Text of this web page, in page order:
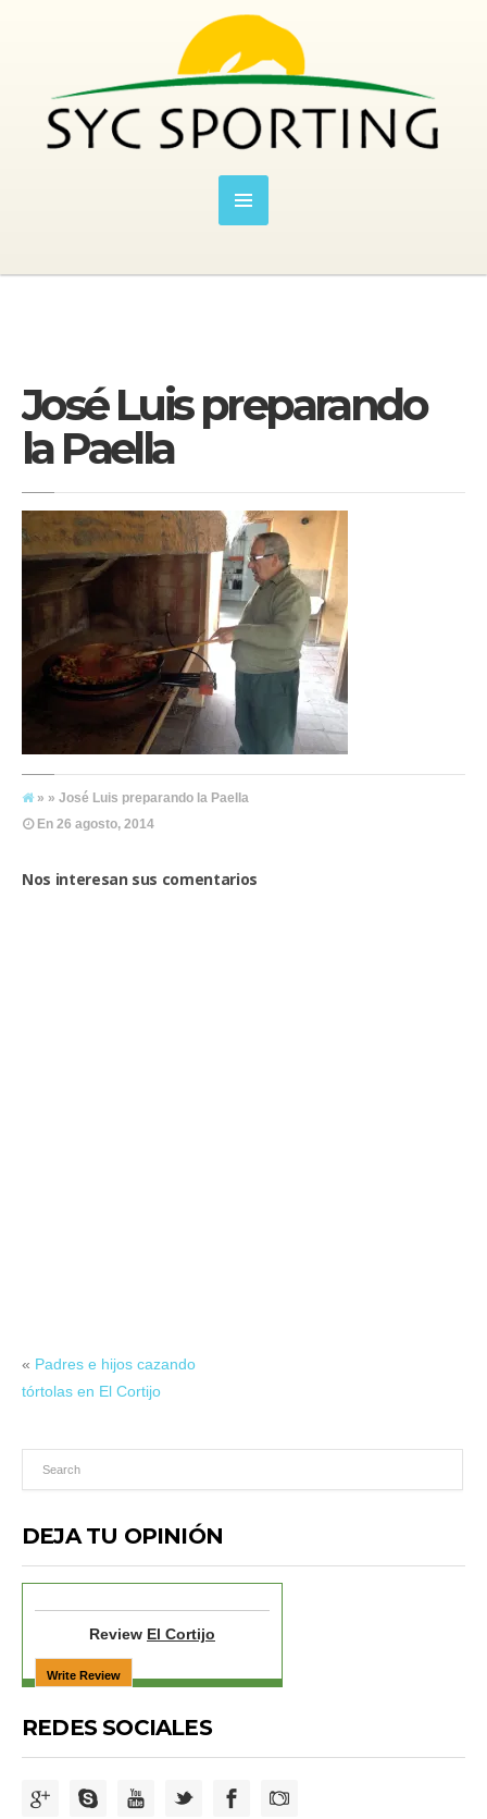
José Luis preparando
la Paella
» » José Luis preparando la Paella
En 26 agosto, 2014
Nos interesan sus comentarios
« Padres e hijos cazando
tórtolas en El Cortijo
DEJA TU OPINIÓN
Review El Cortijo
REDES SOCIALES